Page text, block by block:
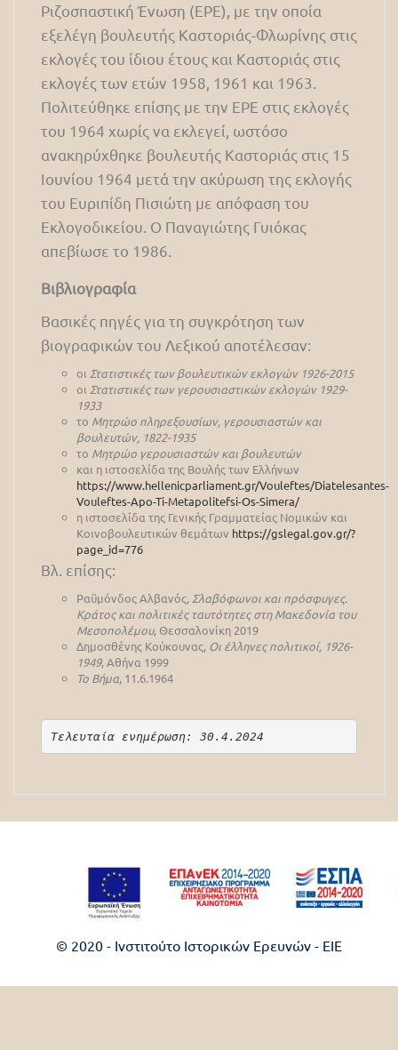
Ριζοσπαστική Ένωση (ΕΡΕ), με την οποία
εξελέγη βουλευτής Καστοριάς-Φλωρίνης στις
εκλογές του ίδιου έτους και Καστοριάς στις
εκλογές των ετών 1958, 1961 και 1963.
Πολιτεύθηκε επίσης με την ΕΡΕ στις εκλογές
του 1964 χωρίς να εκλεγεί, ωστόσο
ανακηρύχθηκε βουλευτής Καστοριάς στις 15
Ιουνίου 1964 μετά την ακύρωση της εκλογής
του Ευριπίδη Πισιώτη με απόφαση του
Εκλογοδικείου. Ο Παναγιώτης Γυιόκας
απεβίωσε το 1986.
Βιβλιογραφία
Βασικές πηγές για τη συγκρότηση των
βιογραφικών του Λεξικού αποτέλεσαν:
οι Στατιστικές των βουλευτικών εκλογών 1926-2015
οι Στατιστικές των γερουσιαστικών εκλογών 1929-
1933
το Μητρώο πληρεξουσίων, γερουσιαστών και
βουλευτών, 1822-1935
το Μητρώο γερουσιαστών και βουλευτών
και η ιστοσελίδα της Βουλής των Ελλήνων
https://www.hellenicparliament.gr/Vouleftes/Diatelesantes-
Vouleftes-Apo-Ti-Metapolitefsi-Os-Simera/
η ιστοσελίδα της Γενικής Γραμματείας Νομικών και
Κοινοβουλευτικών θεμάτων https://gslegal.gov.gr/?
page_id=776
Βλ. επίσης:
Ραϋμόνδος Αλβανός, Σλαβόφωνοι και πρόσφυγες.
Κράτος και πολιτικές ταυτότητες στη Μακεδονία του
Μεσοπολέμου, Θεσσαλονίκη 2019
Δημοσθένης Κούκουνας, Οι έλληνες πολιτικοί, 1926-
1949, Αθήνα 1999
Το Βήμα, 11.6.1964
Τελευταία ενημέρωση: 30.4.2024
© 2020 - Ινστιτούτο Ιστορικών Ερευνών - EIE